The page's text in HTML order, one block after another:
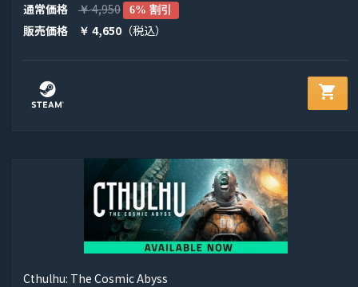
通常価格 ￥4,950 6% 割引
販売価格 ￥ 4,650 （税込）
shopping_cart
Cthulhu: The Cosmic Abyss